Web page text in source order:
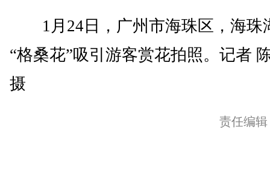
1月24日，广州市海珠区，海珠
“格桑花”吸引游客赏花拍照。记者
摄
责任编